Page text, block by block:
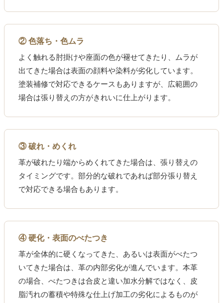
② 色落ち・色ムラ
よく触れる肘掛けや座面の色が褪せてきたり、ムラが
出てきた場合は表面の顔料や染料が劣化しています。
塗装補修で対応できるケースもありますが、広範囲の
場合は張り替えの方がきれいに仕上がります。
③ 破れ・めくれ
革が破れたり端からめくれてきた場合は、張り替えの
タイミングです。部分的な破れであれば部分張り替え
で対応できる場合もあります。
④ 硬化・表面のべたつき
革が全体的に硬くなってきた、あるいは表面がべたつ
いてきた場合は、革の内部劣化が進んでいます。本革
の場合、べたつきは合皮と違い加水分解ではなく、皮
脂汚れの蓄積や特殊な仕上げ加工の劣化によるものが